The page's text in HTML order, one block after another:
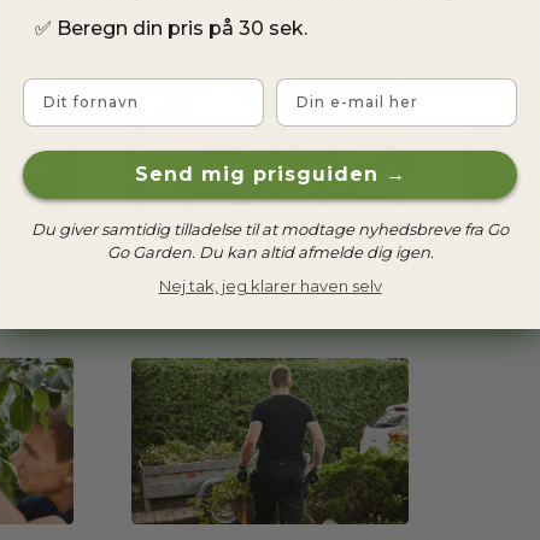
vi kan hjælpe dig
Ukrudtsbekæmpelse
✅ Beregn din pris på 30 sek.
Fornavn Email
Send mig prisguiden →
Du giver samtidig tilladelse til at modtage nyhedsbreve fra Go
Go Garden. Du kan altid afmelde dig igen.
Nej tak, jeg klarer haven selv